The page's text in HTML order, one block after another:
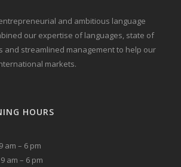
and ambitious language
our expertise of languages, state of
and streamlined management to help our
markets.
HOURS
– 6 pm
– 6 pm